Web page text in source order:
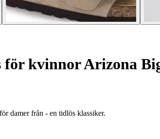
för kvinnor Arizona
damer från - en tidlös klassiker.